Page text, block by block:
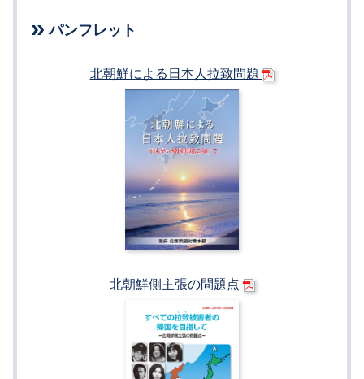
パンフレット
北朝鮮による日本人拉致問題
北朝鮮側主張の問題点